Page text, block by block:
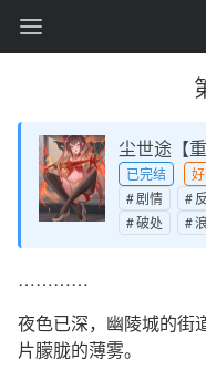
尘世途【重
已完结
剧情
破处
…………
夜色已深，幽陵城的街
片朦胧的薄雾。